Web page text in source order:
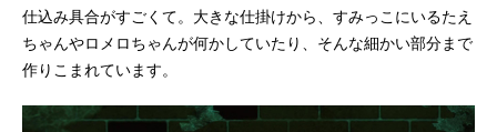
仕込み具合がすごくて。大きな仕掛けから、すみっこにいるたえ
ちゃんやロメロちゃんが何かしていたり、そんな細かい部分まで
作りこまれています。